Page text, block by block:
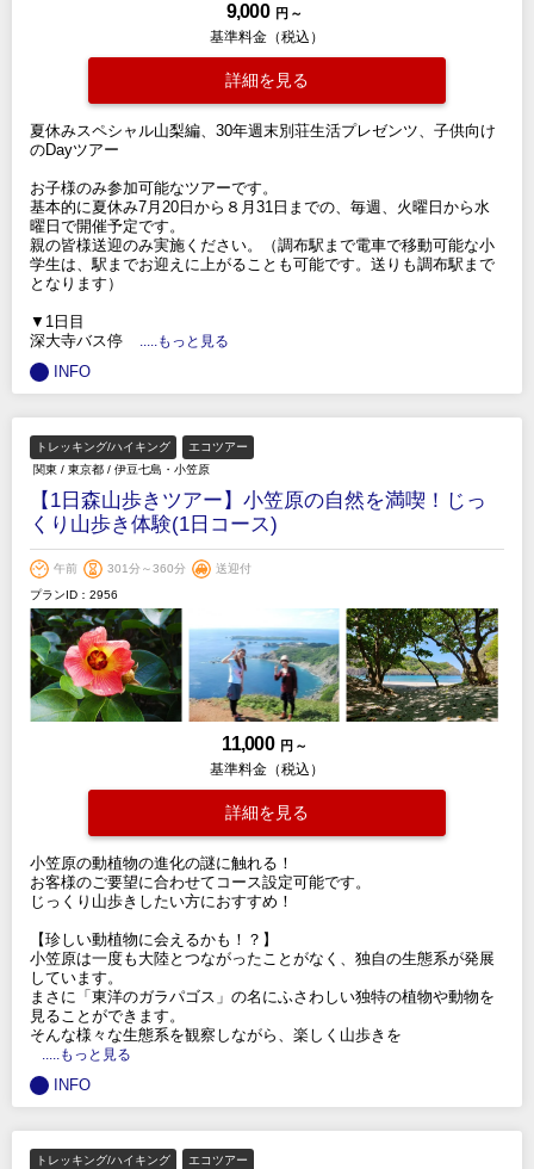
9,000 円 ～
基準料金（税込）
詳細を見る
夏休みスペシャル山梨編、30年週末別荘生活プレゼンツ、子供向け
のDayツアー
お子様のみ参加可能なツアーです。
基本的に夏休み7月20日から８月31日までの、毎週、火曜日から水
曜日で開催予定です。
親の皆様送迎のみ実施ください。（調布駅まで電車で移動可能な小
学生は、駅までお迎えに上がることも可能です。送りも調布駅まで
となります）
▼1日目
深大寺バス停
.....もっと見る
INFO
トレッキング/ハイキング
エコツアー
関東 / 東京都 / 伊豆七島・小笠原
【1日森山歩きツアー】小笠原の自然を満喫！じっ
くり山歩き体験(1日コース)
午前 301分～360分
送迎付
プランID：2956
11,000 円 ～
基準料金（税込）
詳細を見る
小笠原の動植物の進化の謎に触れる！
お客様のご要望に合わせてコース設定可能です。
じっくり山歩きしたい方におすすめ！
【珍しい動植物に会えるかも！？】
小笠原は一度も大陸とつながったことがなく、独自の生態系が発展
しています。
まさに「東洋のガラパゴス」の名にふさわしい独特の植物や動物を
見ることができます。
そんな様々な生態系を観察しながら、楽しく山歩きを
.....もっと見る
INFO
トレッキング/ハイキング
エコツアー